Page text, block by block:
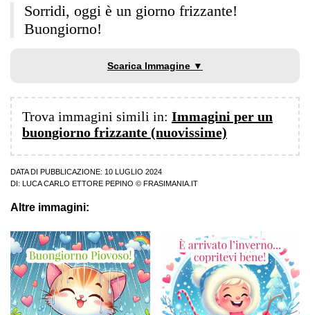
Sorridi, oggi è un giorno frizzante!
Buongiorno!
Scarica Immagine ▼
Trova immagini simili in: Immagini per un
buongiorno frizzante (nuovissime)
DATA DI PUBBLICAZIONE: 10 LUGLIO 2024
DI:
LUCA CARLO ETTORE PEPINO © FRASIMANIA.IT
Altre immagini: